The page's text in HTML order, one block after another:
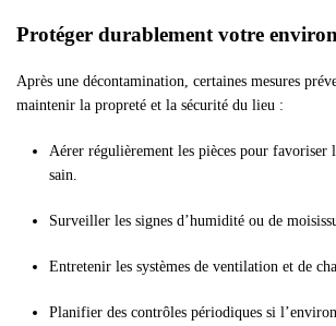
Protéger durablement votre
Après une décontamination, certaines mesures
maintenir la propreté et la sécurité du lieu :
Aérer régulièrement les pièces pour favoriser
sain.
Surveiller les signes d’humidité ou de
Entretenir les systèmes de ventilation et de
Planifier des contrôles périodiques si